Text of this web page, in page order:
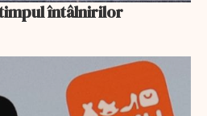
întâlnirilor